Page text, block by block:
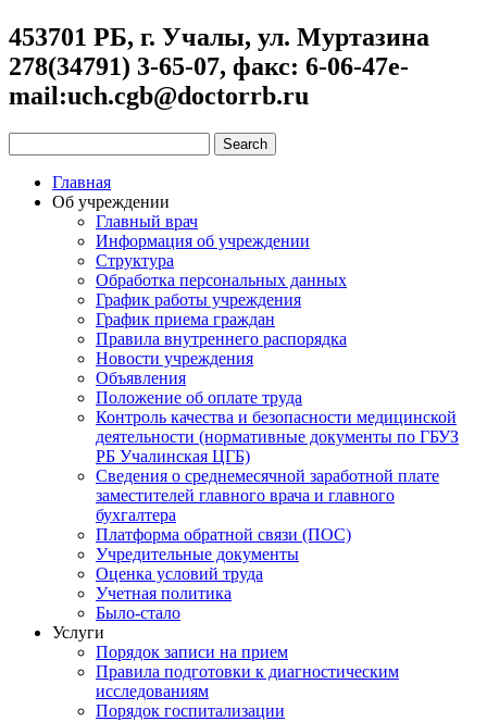
453701 РБ, г. Учалы, ул. Муртазина
278(34791) 3-65-07, факс: 6-06-47e-
mail:uch.cgb@doctorrb.ru
Главная
Об учреждении
Главный врач
Информация об учреждении
Структура
Обработка персональных данных
График работы учреждения
График приема граждан
Правила внутреннего распорядка
Новости учреждения
Объявления
Положение об оплате труда
Контроль качества и безопасности медицинской
деятельности (нормативные документы по ГБУЗ
РБ Учалинская ЦГБ)
Сведения о среднемесячной заработной плате
заместителей главного врача и главного
бухгалтера
Платформа обратной связи (ПОС)
Учредительные документы
Оценка условий труда
Учетная политика
Было-стало
Услуги
Порядок записи на прием
Правила подготовки к диагностическим
исследованиям
Порядок госпитализации